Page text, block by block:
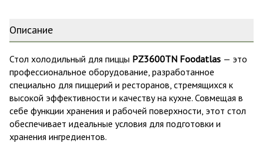
Описание
Стол холодильный для пиццы PZ3600TN Foodatlas — это
профессиональное оборудование, разработанное
специально для пиццерий и ресторанов, стремящихся к
высокой эффективности и качеству на кухне. Совмещая в
себе функции хранения и рабочей поверхности, этот стол
обеспечивает идеальные условия для подготовки и
хранения ингредиентов.